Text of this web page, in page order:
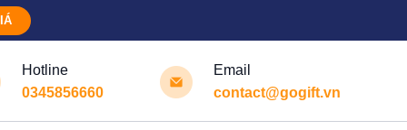
Hotline
0345856660
Email
contact@gogift.vn